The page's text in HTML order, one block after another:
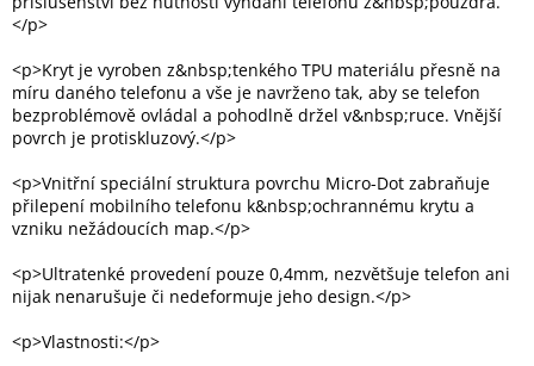
VÝPRODEJ
Akční
zboží
TONERY
A
CARTRIDGE
OEM
Sestavy
počítačů
</p>
<p>Kryt je vyroben z&nbsp;tenkého TPU materiálu přesně na
míru daného telefonu a vše je navrženo tak, aby se telefon
bezproblémově ovládal a pohodlně držel v&nbsp;ruce. Vnější
povrch je protiskluzový.</p>
<p>Vnitřní speciální struktura povrchu Micro-Dot zabraňuje
přilepení mobilního telefonu k&nbsp;ochrannému krytu a
vzniku nežádoucích map.</p>
<p>Ultratenké provedení pouze 0,4mm, nezvětšuje telefon ani
nijak nenarušuje či nedeformuje jeho design.</p>
<p>Vlastnosti:</p>